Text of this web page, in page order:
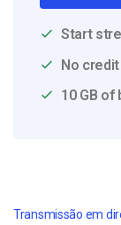
Start
No
10 GB of
Transmissão em